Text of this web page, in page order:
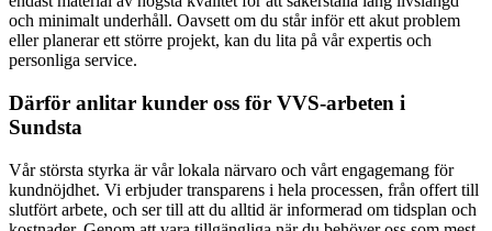
och minimalt underhåll. Oavsett om du står inför ett akut problem
eller planerar ett större projekt, kan du lita på vår expertis och
personliga service.
Därför anlitar kunder oss för VVS-arbeten i
Sundsta
Vår största styrka är vår lokala närvaro och vårt engagemang för
kundnöjdhet. Vi erbjuder transparens i hela processen, från offert till
slutfört arbete, och ser till att du alltid är informerad om tidsplan och